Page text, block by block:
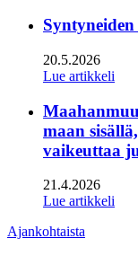
20.5.2026
Lue artikkeli
maan
vaikeuttaa
21.4.2026
Lue artikkeli
Ajankohtaista